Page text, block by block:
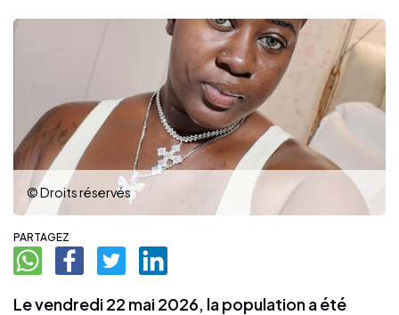
© Droits réservés
PARTAGEZ
Le vendredi 22 mai 2026, la population a été